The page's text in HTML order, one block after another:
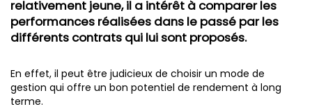
relativement jeune, il a intérêt à comparer les
performances réalisées dans le passé par les
différents contrats qui lui sont proposés.
En effet, il peut être judicieux de choisir un mode de
gestion qui offre un bon potentiel de rendement à long
terme.